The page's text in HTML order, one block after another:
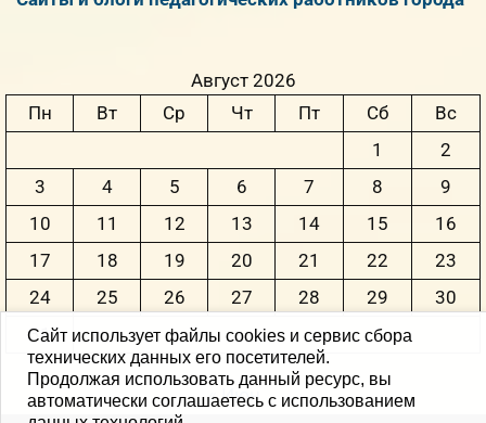
Август 2026
Пн
Вт Ср Чт Пт Сб
Вс
1
2
3
4 5 6 7 8
9
10
11 12 13 14 15
16
17
18 19 20 21 22
23
24
25 26 27 28 29
30
31
« Июн
Сайт использует файлы cookies и сервис сбора
технических данных его посетителей.
Продолжая использовать данный ресурс, вы
автоматически соглашаетесь с использованием